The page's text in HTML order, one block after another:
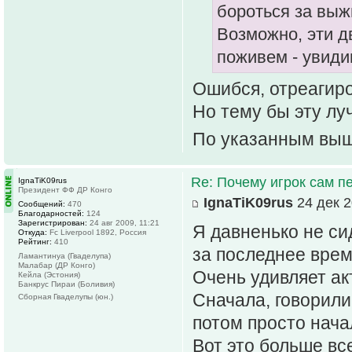
бороться за
Возможно, эти
поживем -
Ошибся,
Но тему бы эту
По указанным
Re: Почему игрок сам
IgnaTiK09rus 24 дек
Я давненько не
за последнее
Очень удивляет
Сначала,
потом просто
Вот это больше
IgnaTiK09rus
Президент ФФ ДР Конго
Сообщений: 470
Благодарностей: 124
Зарегистрирован: 24 авг 2009, 11:21
Откуда: Fc Liverpool 1892, Россия
Рейтинг: 410
Ламантинуа (Гваделупа)
Малабар (ДР Конго)
Кейла (Эстония)
Банкрус Пираи (Боливия)
Сборная Гваделупы (юн.)